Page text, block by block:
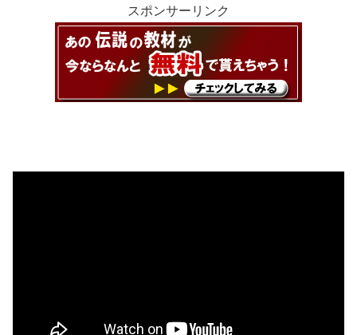
スポンサーリンク